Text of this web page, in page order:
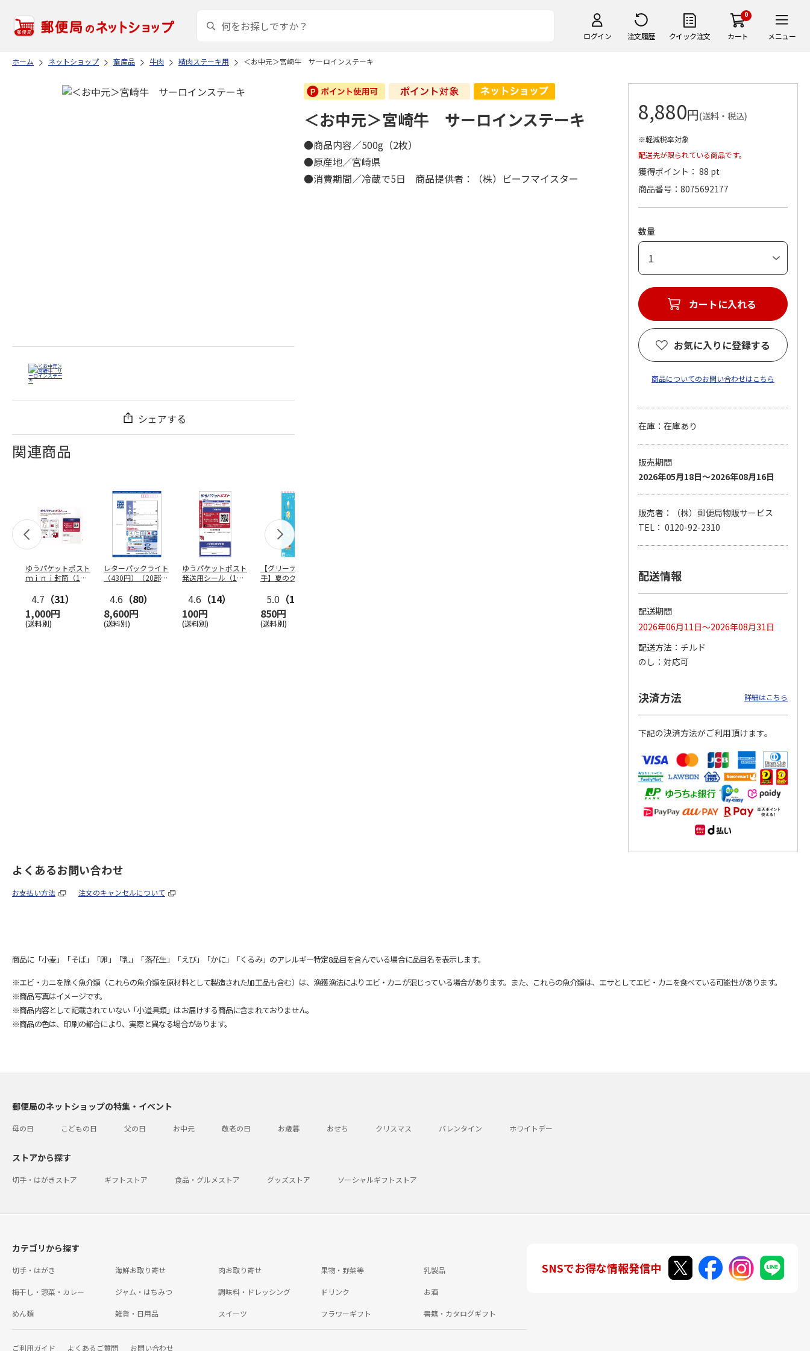
ログイン 注文履歴 クイック注文
0
カート メニュー
ホーム ネットショップ 畜産品 牛肉 精肉ステーキ用 ＜お中元＞宮崎牛 サーロインステーキ
シェアする
関連商品
ゆうパケットポスト
ｍｉｎｉ封筒（1個
4.7 （31）
1,000円
(送料別)
レターパックライト
（430円）（20部セ
4.6 （80）
8,600円
(送料別)
ゆうパケットポスト
発送用シール（1個
4.6 （14）
100円
(送料別)
【グリーティング切
手】夏のグリーティ
5.0 （10）
850円
(送料別)
手】グリーティング
円…
5,500円
(送料別) (送料別)
＜お中元＞宮崎牛 サーロインステーキ
●商品内容／500g（2枚）
●原産地／宮崎県
●消費期間／冷蔵で5日 商品提供者：（株）ビーフマイスター
8,880円(送料・税込)
※軽減税率対象
配送先が限られている商品です。
獲得ポイント： 88 pt
商品番号
8075692177
数量
カートに入れる
お気に入りに登録する
商品についてのお問い合わせはこちら
在庫：在庫あり
販売期間
2026年05月18日～2026年08月16日
販売者：（株）郵便局物販サービス
TEL： 0120-92-2310
配送情報
配送期間
2026年06月11日～2026年08月31日
配送方法
チルド
のし
対応可
決済方法 詳細はこちら
下記の決済方法がご利用頂けます。
よくあるお問い合わせ
お支払い方法 注文のキャンセルについて
商品に「小麦」「そば」「卵」「乳」「落花生」「えび」「かに」「くるみ」のアレルギー特定8品目を含んでいる場合に品目名を表示します。
※エビ・カニを除く魚介類（これらの魚介類を原材料として製造された加工品も含む）は、漁獲漁法によりエビ・カニが混じっている場合があります。また、これらの魚介類は、エサとしてエビ・カニを食べている可能性があります。
※商品写真はイメージです。
※商品内容として記載されていない「小道具類」はお届けする商品に含まれておりません。
※商品の色は、印刷の都合により、実際と異なる場合があります。
郵便局のネットショップの特集・イベント
母の日 こどもの日 父の日 お中元 敬老の日 お歳暮 おせち クリスマス バレンタイン ホワイトデー
ストアから探す
切手・はがきストア ギフトストア 食品・グルメストア グッズストア ソーシャルギフトストア
カテゴリから探す
切手・はがき 海鮮お取り寄せ 肉お取り寄せ 果物・野菜等 乳製品
梅干し・惣菜・カレー ジャム・はちみつ 調味料・ドレッシング ドリンク お酒
めん類 雑貨・日用品 スイーツ フラワーギフト 書籍・カタログギフト
ご利用ガイド よくあるご質問 お問い合わせ
SNSでお得な情報発信中